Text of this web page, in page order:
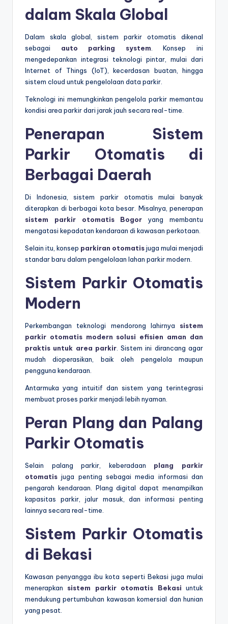
dalam Skala Global
Dalam skala global, sistem parkir otomatis dikenal
sebagai auto parking system . Konsep ini
mengedepankan integrasi teknologi pintar, mulai dari
Internet of Things (IoT), kecerdasan buatan, hingga
sistem cloud untuk pengelolaan data parkir.
Teknologi ini memungkinkan pengelola parkir memantau
kondisi area parkir dari jarak jauh secara real-time.
Penerapan Sistem
Parkir Otomatis di
Berbagai Daerah
Di Indonesia, sistem parkir otomatis mulai banyak
diterapkan di berbagai kota besar. Misalnya, penerapan
sistem parkir otomatis Bogor yang membantu
mengatasi kepadatan kendaraan di kawasan perkotaan.
Selain itu, konsep parkiran otomatisjuga mulai menjadi
standar baru dalam pengelolaan lahan parkir modern.
Sistem Parkir Otomatis
Modern
Perkembangan teknologi mendorong lahirnya sistem
parkir otomatis modern solusi efisien aman dan
praktis untuk area parkir. Sistem ini dirancang agar
mudah dioperasikan, baik oleh pengelola maupun
pengguna kendaraan.
Antarmuka yang intuitif dan sistem yang terintegrasi
membuat proses parkir menjadi lebih nyaman.
Peran Plang dan Palang
Parkir Otomatis
Selain palang parkir, keberadaan plang parkir
otomatis juga penting sebagai media informasi dan
pengarah kendaraan. Plang digital dapat menampilkan
kapasitas parkir, jalur masuk, dan informasi penting
lainnya secara real-time.
Sistem Parkir Otomatis
di Bekasi
Kawasan penyangga ibu kota seperti Bekasi juga mulai
menerapkan sistem parkir otomatis Bekasi untuk
mendukung pertumbuhan kawasan komersial dan hunian
yang pesat.